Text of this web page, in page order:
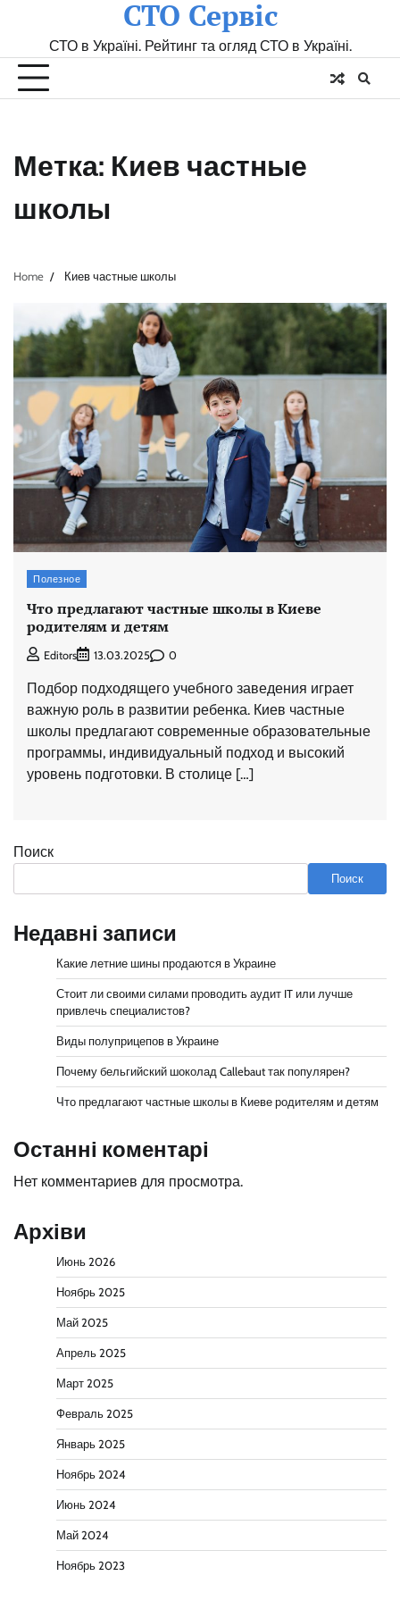
СТО Сервіс
СТО в Україні. Рейтинг та огляд СТО в Україні.
Метка: Киев частные
школы
Home Киев частные школы
Полезное
Что предлагают частные школы в Киеве
родителям и детям
Editors 13.03.2025 0
Подбор подходящего учебного заведения играет
важную роль в развитии ребенка. Киев частные
школы предлагают современные образовательные
программы, индивидуальный подход и высокий
уровень подготовки. В столице […]
Поиск
Поиск
Недавні записи
Какие летние шины продаются в Украине
Стоит ли своими силами проводить аудит IT или лучше
привлечь специалистов?
Виды полуприцепов в Украине
Почему бельгийский шоколад Callebaut так популярен?
Что предлагают частные школы в Киеве родителям и детям
Останні коментарі
Нет комментариев для просмотра.
Архіви
Июнь 2026
Ноябрь 2025
Май 2025
Апрель 2025
Март 2025
Февраль 2025
Январь 2025
Ноябрь 2024
Июнь 2024
Май 2024
Ноябрь 2023